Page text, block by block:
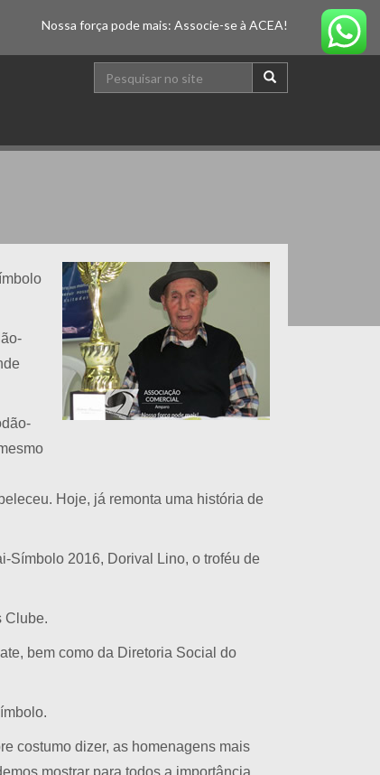
Nossa força pode mais: Associe-se à ACEA!
Hoje, já remonta uma história de
Símbolo 2016, Dorival Lino, o troféu de
Clube.
bem como da Diretoria Social do
costumo dizer, as homenagens mais
mostrar para todos a importância